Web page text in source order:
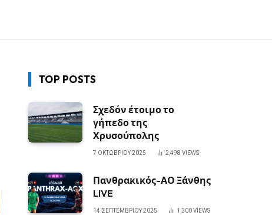
TOP POSTS
Σχεδόν έτοιμο το
γήπεδο της
Χρυσούπολης
7 ΟΚΤΩΒΡΊΟΥ 2025 2,498 VIEWS
Πανθρακικός-ΑΟ Ξάνθης
LIVE
14 ΣΕΠΤΕΜΒΡΊΟΥ 2025 1,300VIEWS